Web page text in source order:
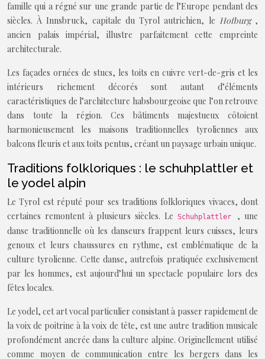
famille qui a régné sur une grande partie de l’Europe pendant des
siècles. À Innsbruck, capitale du Tyrol autrichien, le Hofburg ,
ancien palais impérial, illustre parfaitement cette empreinte
architecturale.
Les façades ornées de stucs, les toits en cuivre vert-de-gris et les
intérieurs richement décorés sont autant d’éléments
caractéristiques de l’architecture habsbourgeoise que l’on retrouve
dans toute la région. Ces bâtiments majestueux côtoient
harmonieusement les maisons traditionnelles tyroliennes aux
balcons fleuris et aux toits pentus, créant un paysage urbain unique.
Traditions folkloriques : le schuhplattler et
le yodel alpin
Le Tyrol est réputé pour ses traditions folkloriques vivaces, dont
certaines remontent à plusieurs siècles. Le Schuhplattler , une
danse traditionnelle où les danseurs frappent leurs cuisses, leurs
genoux et leurs chaussures en rythme, est emblématique de la
culture tyrolienne. Cette danse, autrefois pratiquée exclusivement
par les hommes, est aujourd’hui un spectacle populaire lors des
fêtes locales.
Le yodel, cet art vocal particulier consistant à passer rapidement de
la voix de poitrine à la voix de tête, est une autre tradition musicale
profondément ancrée dans la culture alpine. Originellement utilisé
comme moyen de communication entre les bergers dans les